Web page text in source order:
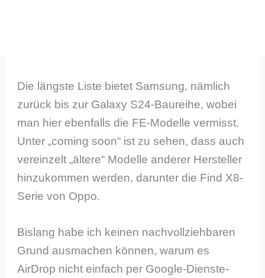
Die längste Liste bietet Samsung, nämlich
zurück bis zur Galaxy S24-Baureihe, wobei
man hier ebenfalls die FE-Modelle vermisst.
Unter „coming soon“ ist zu sehen, dass auch
vereinzelt „ältere“ Modelle anderer Hersteller
hinzukommen werden, darunter die Find X8-
Serie von Oppo.
Bislang habe ich keinen nachvollziehbaren
Grund ausmachen können, warum es
AirDrop nicht einfach per Google-Dienste-